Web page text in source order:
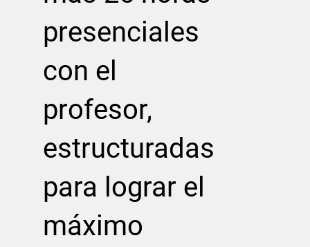
presenciales
con el
profesor,
estructuradas
para lograr el
máximo